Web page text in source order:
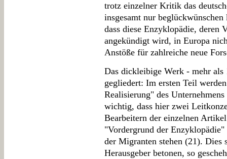
trotz einzelner Kritik das
insgesamt nur
dass diese Enzyklopädie, deren
angekündigt wird, in Europa
Anstöße für zahlreiche neue
Das dickleibige Werk - mehr
gegliedert: Im ersten Teil
Realisierung" des
wichtig, dass hier zwei
Bearbeitern der einzelnen
"Vordergrund der
der Migranten stehen (21).
Herausgeber betonen, so